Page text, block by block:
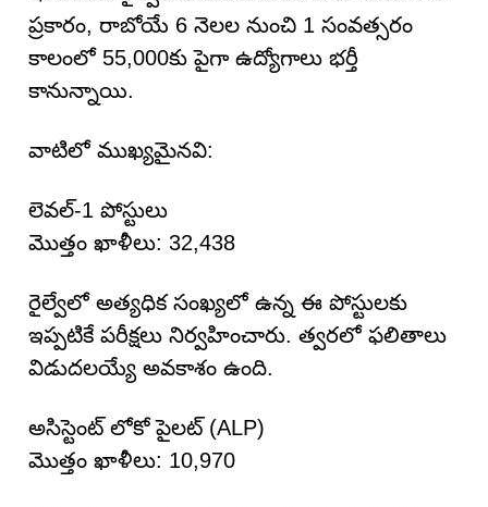
ప్రకారం, రాబోయే 6 నెలల నుంచి 1 సంవత్సరం
కాలంలో 55,000కు పైగా ఉద్యోగాలు భర్తీ
కానున్నాయి.
వాటిలో ముఖ్యమైనవి:
లెవల్-1 పోస్టులు
మొత్తం ఖాళీలు: 32,438
రైల్వేలో అత్యధిక సంఖ్యలో ఉన్న ఈ పోస్టులకు
ఇప్పటికే పరీక్షలు నిర్వహించారు. త్వరలో ఫలితాలు
విడుదలయ్యే అవకాశం ఉంది.
అసిస్టెంట్ లోకో పైలట్ (ALP)
మొత్తం ఖాళీలు: 10,970